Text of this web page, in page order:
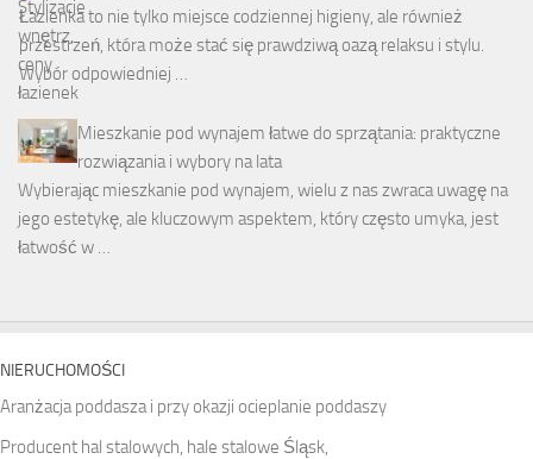
Łazienka to nie tylko miejsce codziennej higieny, ale również
przestrzeń, która może stać się prawdziwą oazą relaksu i stylu.
Wybór odpowiedniej …
Mieszkanie pod wynajem łatwe do sprzątania: praktyczne
rozwiązania i wybory na lata
Wybierając mieszkanie pod wynajem, wielu z nas zwraca uwagę na
jego estetykę, ale kluczowym aspektem, który często umyka, jest
łatwość w …
NIERUCHOMOŚCI
Aranżacja poddasza i przy okazji ocieplanie poddaszy
Producent hal stalowych, hale stalowe Śląsk,